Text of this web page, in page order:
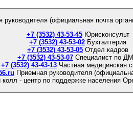
руководителя (официальная почта
+7 (3532) 43-53-45 Юрисконсульт
+7 (3532) 43-53-02 Бухгалтерия
+7 (3532) 43-53-05 Отдел кадров
+7 (3532) 43-53-07 Специалист по
+7 (3532) 43-43-13 Частная медицинская
Приемная руководителя
- центр по поддержке населения